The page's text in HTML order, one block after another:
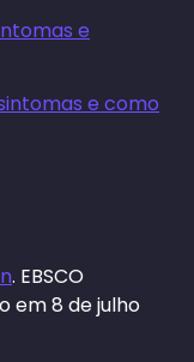
e
e como
. EBSCO
em 8 de julho